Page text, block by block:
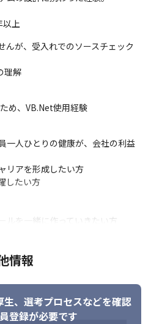
以上
が、受入れでのソースチェック
理解
め、VB.Net使用経験
一人ひとりの健康が、会社の利益
リアを形成したい方
したい方
ルを一緒に作っていきたい方
情報
、 選考プロセスなどを確認
登録が必要です